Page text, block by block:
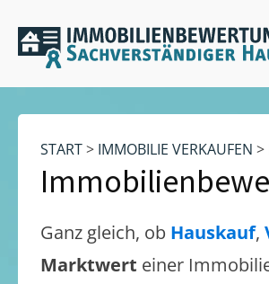
START> IMMOBILIE VERKAUFEN >
Ganz gleich, ob Hauskauf,
Marktwert einer